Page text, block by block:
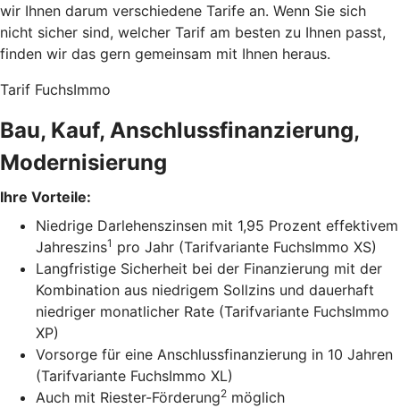
wir Ihnen darum verschiedene Tarife an. Wenn Sie sich
nicht sicher sind, welcher Tarif am besten zu Ihnen passt,
finden wir das gern gemeinsam mit Ihnen heraus.
Tarif FuchsImmo
Bau, Kauf, Anschlussfinanzierung,
Modernisierung
Ihre Vorteile:
Niedrige Darlehenszinsen mit 1,95 Prozent effektivem
Jahreszins1 pro Jahr (Tarifvariante FuchsImmo XS)
Langfristige Sicherheit bei der Finanzierung mit der
Kombination aus niedrigem Sollzins und dauerhaft
niedriger monatlicher Rate (Tarifvariante FuchsImmo
XP)
Vorsorge für eine Anschlussfinanzierung in 10 Jahren
(Tarifvariante FuchsImmo XL)
Auch mit Riester-Förderung2 möglich